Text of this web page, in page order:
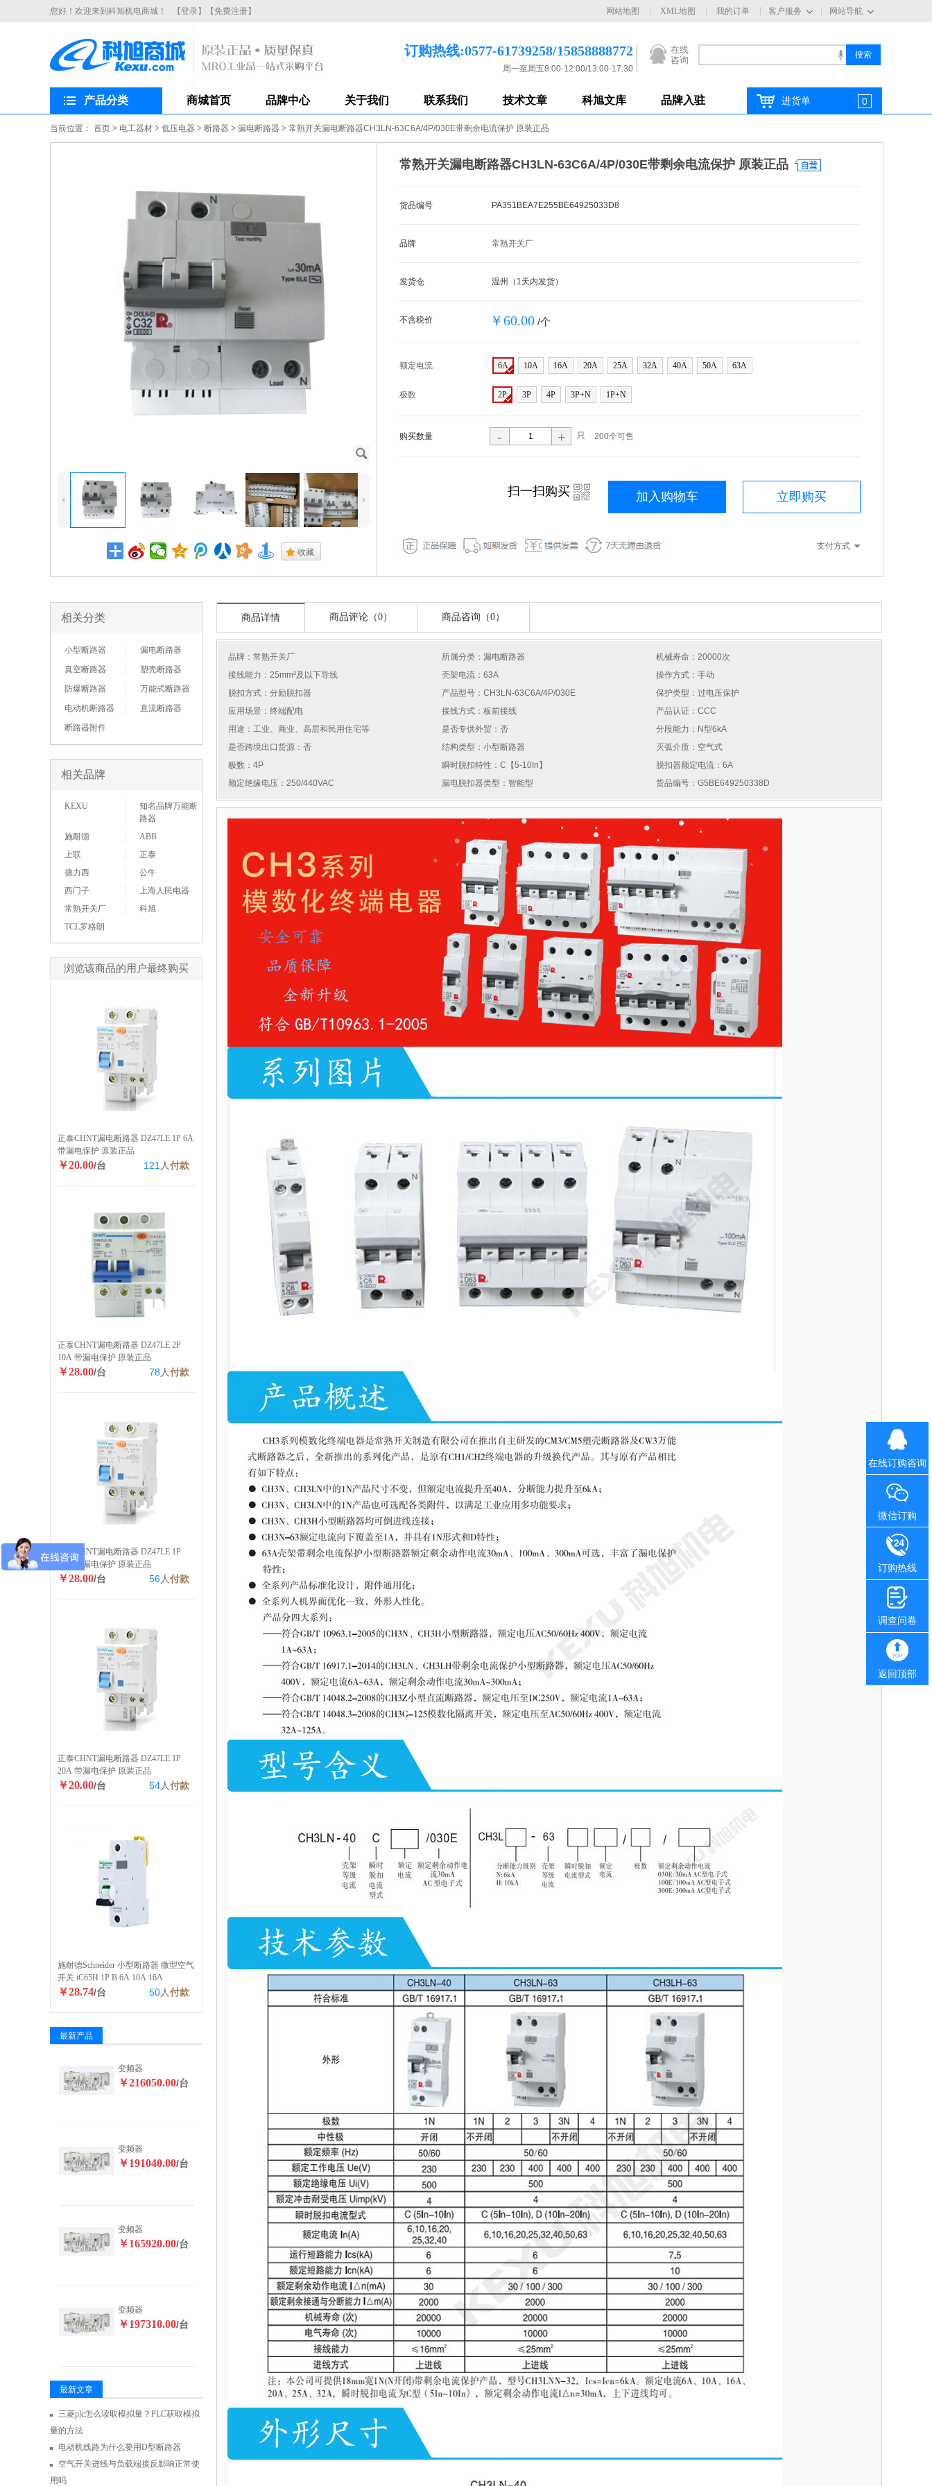
您好！欢迎来到科旭机电商城！ 【登录】 【免费注册】 网站导航
客户服务
网站地图 XML地图 我的订单
在线
咨询
订购热线:0577-61739258/15858888772
周一至周五8:00-12:00/13:00-17:30
产品分类 商城首页 品牌中心 关于我们 联系我们 技术文章 科旭文库 品牌入驻 进货单 0
当前位置： 首页 > 电工器材 > 低压电器 > 断路器 > 漏电断路器 > 常熟开关漏电断路器CH3LN-63C6A/4P/030E带剩余电流保护 原装正品
J
4 5
. 收藏
常熟开关漏电断路器CH3LN-63C6A/4P/030E带剩余电流保护 原装正品
货品编号 PA351BEA7E255BE64925033D8
品牌 常熟开关厂
发货仓 温州（1天内发货）
不含税价 ￥60.00 /个
额定电流 6A 10A 16A 20A 25A 32A 40A 50A 63A
极数 2P 3P 4P 3P+N 1P+N
购买数量 - + 只 200个可售
立即购买
加入购物车
扫一扫购买 i
支付方式
相关分类
小型断路器
漏电断路器
真空断路器
塑壳断路器
防爆断路器
万能式断路器
电动机断路器
直流断路器
断路器附件
相关品牌
KEXU
知名品牌万能断
路器
施耐德
ABB
上联
正泰
德力西
公牛
西门子
上海人民电器
常熟开关厂
科旭
TCL罗格朗
浏览该商品的用户最终购买
正泰CHNT漏电断路器 DZ47LE 1P 6A
带漏电保护 原装正品
￥20.00/台 121 人付款
正泰CHNT漏电断路器 DZ47LE 2P
10A 带漏电保护 原装正品
￥28.00/台 78 人付款
正泰CHNT漏电断路器 DZ47LE 1P
40A 带漏电保护 原装正品
￥28.00/台 56人付款
正泰CHNT漏电断路器 DZ47LE 1P
20A 带漏电保护 原装正品
￥20.00/台 54人付款
施耐德Schneider 小型断路器 微型空气
开关 iC65H 1P B 6A 10A 16A
￥28.74/台 50人付款
最新产品
变频器
￥216050.00/台
变频器
￥191040.00/台
变频器
￥165920.00/台
变频器
￥197310.00/台
最新文章
三菱plc怎么读取模拟量？PLC获取模拟
量的方法
电动机线路为什么要用D型断路器
空气开关进线与负载端接反影响正常使
用吗
商品详情 商品评论（0） 商品咨询（0）
品牌： 常熟开关厂 所属分类：漏电断路器
机械寿命：20000次
接线能力：25mm²及以下导线
壳架电流：63A
操作方式：手动
脱扣方式：分励脱扣器
产品型号：CH3LN-63C6A/4P/030E
保护类型：过电压保护
应用场景：终端配电
接线方式：板前接线
产品认证：CCC
用途：工业、商业、高层和民用住宅等
是否专供外贸：否
分段能力：N型6kA
是否跨境出口货源：否
结构类型：小型断路器
灭弧介质：空气式
极数：4P
瞬时脱扣特性：C【5-10In】
脱扣器额定电流：6A
额定绝缘电压：250/440VAC
漏电脱扣器类型：智能型 货品编号：G5BE649250338D
在线订购咨询
微信订购
订购热线
调查问卷
返回顶部